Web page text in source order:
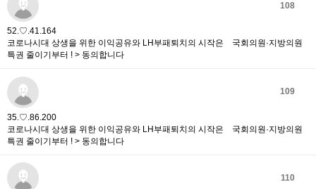
108
52.♡.41.164
코로나시대 상생을 위한 이익공유와 LH부패퇴치의 시작은 국회의원·지방의원
특권 줄이기부터 ! > 동의합니다
109
35.♡.86.200
코로나시대 상생을 위한 이익공유와 LH부패퇴치의 시작은 국회의원·지방의원
특권 줄이기부터 ! > 동의합니다
110